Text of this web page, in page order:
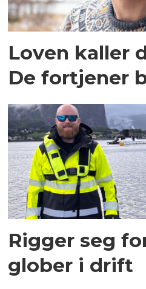
Loven kaller
De fortjener
Rigger seg
glober i drift